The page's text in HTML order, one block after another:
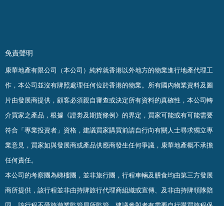
免責聲明
康華地產有限公司（本公司）純粹就香港以外地方的物業進行地產代理工
作，本公司並沒有牌照處理任何位於香港的物業。 所有國內物業資料及圖
片由發展商提供，顧客必須親自審查或決定所有資料的真確性 ， 本公司轉
介買家之產品，根據《證劵及期貨條例》的界定，買家可能或有可能需要
符合「專業投資者」資格，建議買家購買前請自行向有關人士尋求獨立專
業意見，買家如與發展商或產品供應商發生任何爭議，康華地產概不承擔
任何責任。
本公司的考察團為睇樓團，並非旅行團，行程車輛及膳食均由第三方發展
商所提供，該行程並非由持牌旅行代理商組織或宣傳、及非由持牌領隊陪